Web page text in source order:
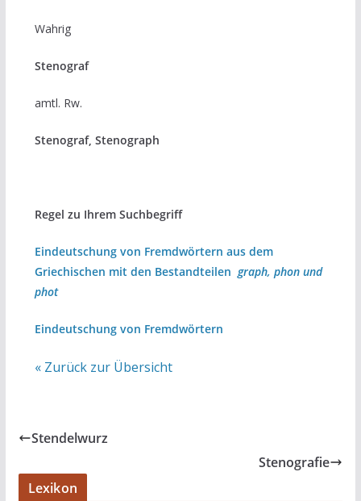
Wahrig
Stenograf
amtl. Rw.
Stenograf, Stenograph
Regel zu Ihrem Suchbegriff
Eindeutschung von Fremdwörtern aus dem
Griechischen mit den Bestandteilen graph, phon und
phot
Eindeutschung von Fremdwörtern
« Zurück zur Übersicht
Stendelwurz
Stenografie
Lexikon